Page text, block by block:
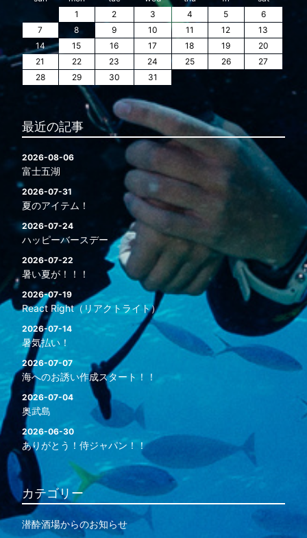
1
2 3 4 5
6
7
8 9 10 11 12
13
14
15 16 17 18 19
20
21
22 23 24 25 26
27
28
29 30 31
最近の記事
2026-08-06
富士五湖
2026-07-31
夏のアイテム！
2026-07-24
ハッピーバースデー
2026-07-22
暑い夏が！！！
2026-07-19
React Right（リアクトライト）
2026-07-14
暑気払い！
2026-07-07
海へのお誘い作成スタート！！
2026-07-04
奥武島
2026-06-30
ありがとう！侍ジャパン！！
カテゴリー
潜酔酒場からのお知らせ